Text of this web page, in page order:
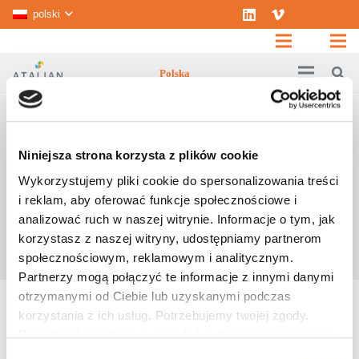
Niniejsza strona korzysta z plików cookie
Wykorzystujemy pliki cookie do spersonalizowania treści
i reklam, aby oferować funkcje społecznościowe i
analizować ruch w naszej witrynie. Informacje o tym, jak
korzystasz z naszej witryny, udostępniamy partnerom
społecznościowym, reklamowym i analitycznym.
Partnerzy mogą połączyć te informacje z innymi danymi
otrzymanymi od Ciebie lub uzyskanymi podczas
korzystania z ich usług. Potrzebujemy twojej zgody.
polski
Polska
🎄WESOŁYCH ŚWIĄT I
SZCZĘŚLIWEGO NOWEGO
ROKU! ✨
Strona główna
Aktualnosci
🎄Wesołych Świąt i Szczęśliwego Nowego Roku! ✨
Z okazji zbliżających się Świąt Bożego Narodzenia
składamy najserdeczniejsze życzenia – pełnych ciepła i